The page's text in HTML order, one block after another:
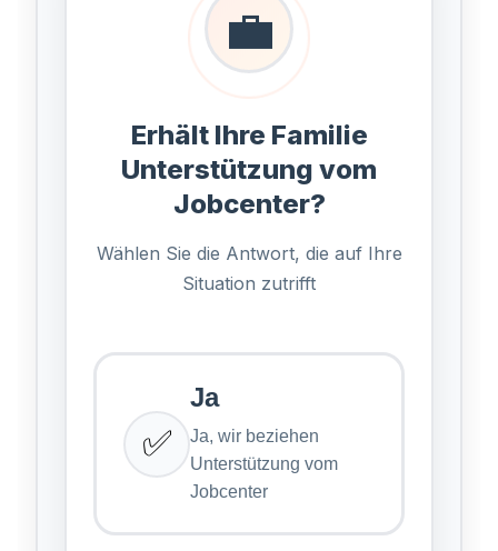
💼
Erhält Ihre Familie
Unterstützung vom
Jobcenter?
Wählen Sie die Antwort, die auf Ihre
Situation zutrifft
✅
Ja
Ja, wir beziehen
Unterstützung vom
Jobcenter